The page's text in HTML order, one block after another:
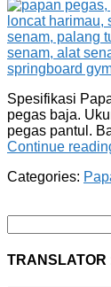
Spesifikasi
pegas baja.
pegas pantul.
Continue
Categories:
untuk:
TRANSLATOR